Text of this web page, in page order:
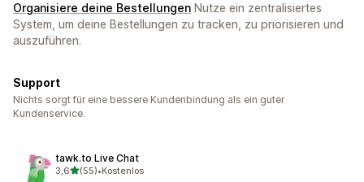
Organisiere deine Bestellungen Nutze ein zentralisiertes
System, um deine Bestellungen zu tracken, zu priorisieren und
auszuführen.
Support
Nichts sorgt für eine bessere Kundenbindung als ein guter
Kundenservice.
tawk.to Live Chat
3,6von 5 Sternen
(55)
55 Rezensionen insgesamt
•Kostenlos